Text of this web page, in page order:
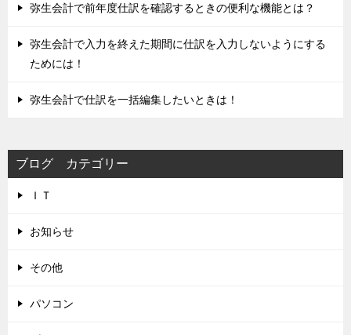
弥生会計で前年度仕訳を確認するときの便利な機能とは？
弥生会計で入力を終えた期間に仕訳を入力しないようにする
ためには！
弥生会計で仕訳を一括編集したいときは！
ブログ カテゴリー
ＩＴ
お知らせ
その他
パソコン